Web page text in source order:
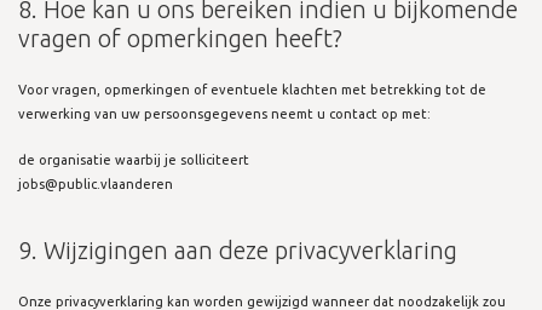
8. Hoe kan u ons bereiken indien u bijkomende
vragen of opmerkingen heeft?
Voor vragen, opmerkingen of eventuele klachten met betrekking tot de
verwerking van uw persoonsgegevens neemt u contact op met:
de organisatie waarbij je solliciteert
jobs@public.vlaanderen
9. Wijzigingen aan deze privacyverklaring
Onze privacyverklaring kan worden gewijzigd wanneer dat noodzakelijk zou